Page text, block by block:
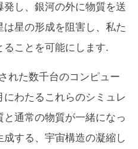
し、銀河の外に物質を送
星の形成を阻害し、私た
ことを可能にします.
れた数千台のコンピュー
わたるこれらのシミュレ
通常の物質が一緒になっ
する、宇宙構造の凝縮し